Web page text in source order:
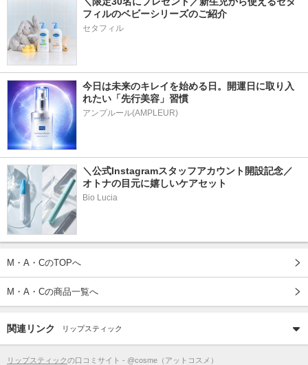
フィルのベビーシリーズのご紹介
セタフィル
今日は未来のキレイを始める日。開運日に取り入
れたい「先行美容」習慣
アンプルール(AMPLEUR)
＼公式Instagramスタッフアカウント開設記念／
オトナの目元に嬉しいケアセット
Bio Lucia
M・A・CのTOPへ
M・A・Cの商品一覧へ
関連リンク リップスティック
リップスティックの口コミサイト - @cosme（アットコスメ）